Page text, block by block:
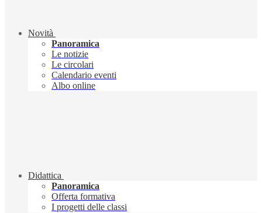
Novità
Panoramica
Le notizie
Le circolari
Calendario eventi
Albo online
Didattica
Panoramica
Offerta formativa
I progetti delle classi